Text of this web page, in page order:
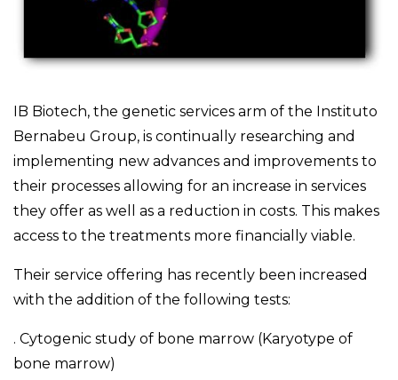
IB Biotech, the genetic services arm of the Instituto
Bernabeu Group, is continually researching and
implementing new advances and improvements to
their processes allowing for an increase in services
they offer as well as a reduction in costs. This makes
access to the treatments more financially viable.
Their service offering has recently been increased
with the addition of the following tests:
. Cytogenic study of bone marrow (Karyotype of
bone marrow)